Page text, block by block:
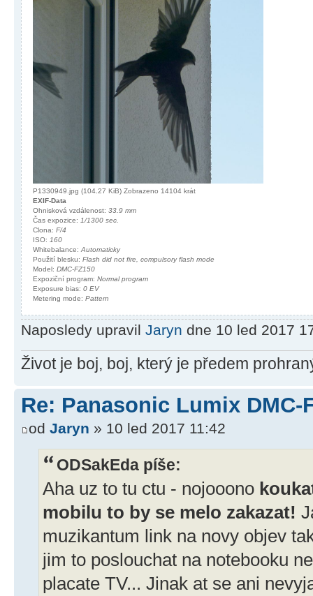
P1330949.jpg (104.27 KiB) Zobrazeno 14104 krát
EXIF-Data
Ohnisková vzdálenost: 33.9 mm
Čas expozice: 1/1300 sec.
Clona: F/4
ISO: 160
Whitebalance: Automaticky
Použití blesku: Flash did not fire, compulsory flash mode
Model: DMC-FZ150
Expoziční program: Normal program
Exposure bias: 0 EV
Metering mode: Pattern
Naposledy upravil Jaryn dne 10 led 2017
Život je boj, boj, který je předem
Re: Panasonic Lumix DMC-
od Jaryn » 10 led 2017 11:42
ODSakEda píše:
Aha uz to tu ctu - nojooono
mobilu to by se melo zakazat!
muzikantum link na novy objev
jim to poslouchat na notebooku
placate TV... Jinak at se ani